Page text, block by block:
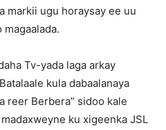
markii ugu horaysay ee uu
Tv-yada laga arkay
kula dabaalanaya
reer Berbera” sidoo kale
ku xigeenka JSL